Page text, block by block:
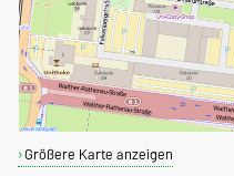
Größere Karte anzeigen